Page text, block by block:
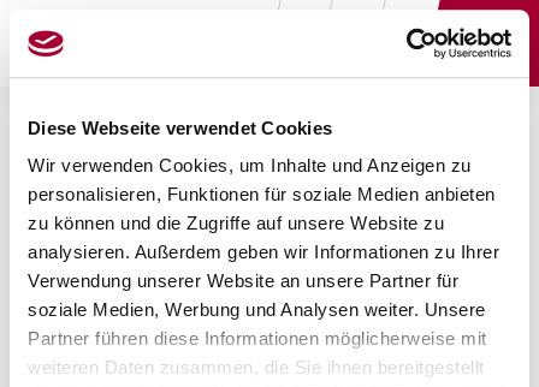
Diese Webseite verwendet Cookies
Wir verwenden Cookies, um Inhalte und Anzeigen zu
personalisieren, Funktionen für soziale Medien anbieten
zu können und die Zugriffe auf unsere Website zu
analysieren. Außerdem geben wir Informationen zu Ihrer
Verwendung unserer Website an unsere Partner für
soziale Medien, Werbung und Analysen weiter. Unsere
Partner führen diese Informationen möglicherweise mit
weiteren Daten zusammen, die Sie ihnen bereitgestellt
BETA
Für mich
werden
Beratung
Termine
Presse
Recht
Tarifbeschäftigte
Mitgliedermagazin